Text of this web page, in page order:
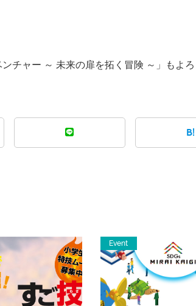
チャー ～ 未来の扉を拓く冒険 ～」もよ
B!
Event